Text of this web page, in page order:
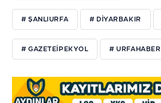
# ŞANLIURFA # DIYARBAKIR
# GAZETEIPEKYOL # URFAHABER